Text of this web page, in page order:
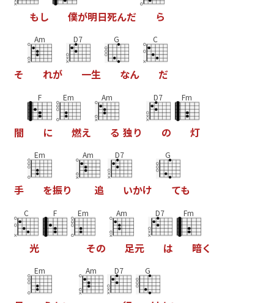
もし 僕が明日死んだ ら
そ
Am
れが
D7
一生
G
なん
C
だ
闇
F
に
Em
燃え
Am
る 独り
D7
の
Fm
灯
手
Em
を振り
Am
追
D7
いかけ
G
ても
C
光
F Em
その
Am
足元
D7
は
Fm
暗く
Em Am D7 G